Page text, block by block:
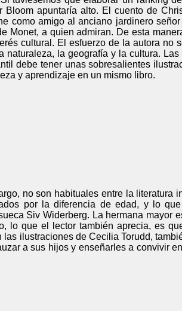
apuntaría alto. El cuento de
como amigo al anciano jardinero
Monet, a quien admiran. De esta
cultural. El esfuerzo de la autora no
la geografía y la cultura.
debe tener unas sobresalientes
y aprendizaje en un mismo libro.
no son habituales entre la literatura
por la diferencia de edad, y lo
Siv Widerberg. La hermana mayor
lo que el lector también aprecia, es
ilustraciones de Cecilia Torudd,
a sus hijos y enseñarles a convivir